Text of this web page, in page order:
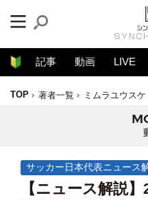
記事 動画 LIVE
TOP 著者一覧 ミムラユウスケ
サッカー日本代表ニュース
【ニュース解説